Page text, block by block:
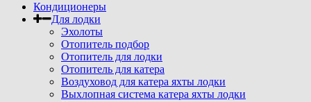
Кондиционеры
Для лодки
Эхолоты
Отопитель подбор
Отопитель для лодки
Отопитель для катера
Воздуховод для катера яхты лодки
Выхлопная система катера яхты лодки